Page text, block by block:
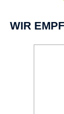
Scheibenbremse
WIR